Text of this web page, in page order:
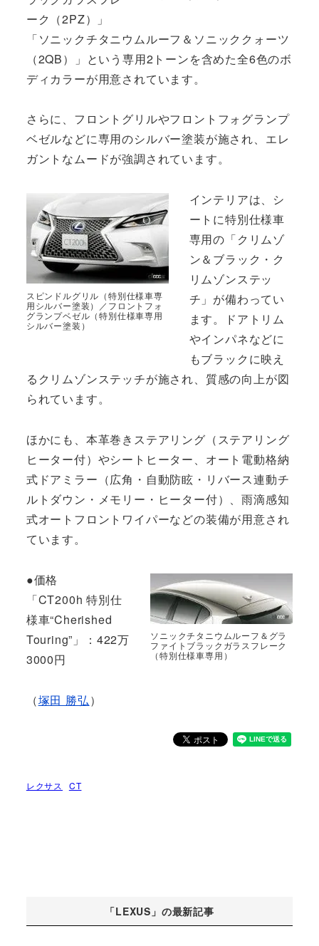
ーク（2PZ）」
「ソニックチタニウムルーフ＆ソニッククォーツ
（2QB）」という専用2トーンを含めた全6色のボ
ディカラーが用意されています。
さらに、フロントグリルやフロントフォグランプ
ベゼルなどに専用のシルバー塗装が施され、エレ
ガントなムードが強調されています。
スピンドルグリル（特別仕様車専
用シルバー塗装）／フロントフォ
グランプベゼル（特別仕様車専用
シルバー塗装）
インテリアは、シ
ートに特別仕様車
専用の「クリムゾ
ン＆ブラック・ク
リムゾンステッ
チ」が備わってい
ます。ドアトリム
やインパネなどに
もブラックに映え
るクリムゾンステッチが施され、質感の向上が図
られています。
ほかにも、本革巻きステアリング（ステアリング
ヒーター付）やシートヒーター、オート電動格納
式ドアミラー（広角・自動防眩・リバース連動チ
ルトダウン・メモリー・ヒーター付）、雨滴感知
式オートフロントワイパーなどの装備が用意され
ています。
ソニックチタニウムルーフ＆グラ
ファイトブラックガラスフレーク
（特別仕様車専用）
●価格
「CT200h 特別仕
様車“Cherished
Touring”」：422万
3000円
（塚田 勝弘）
レクサス CT
「LEXUS」の最新記事